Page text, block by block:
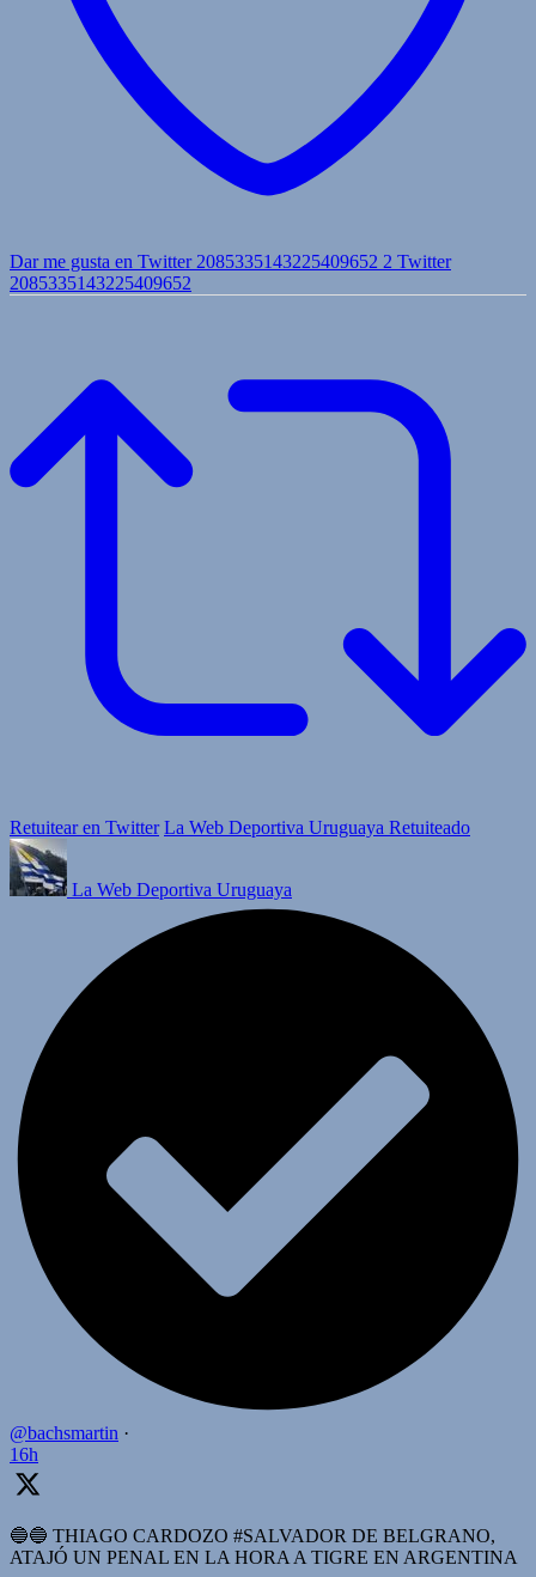
Dar me gusta en Twitter 2085335143225409652 2 Twitter
2085335143225409652
Retuitear en Twitter La Web Deportiva Uruguaya Retuiteado
La Web Deportiva Uruguaya
@bachsmartin ·
16h
🔵🔵 THIAGO CARDOZO #SALVADOR DE BELGRANO,
ATAJÓ UN PENAL EN LA HORA A TIGRE EN ARGENTINA